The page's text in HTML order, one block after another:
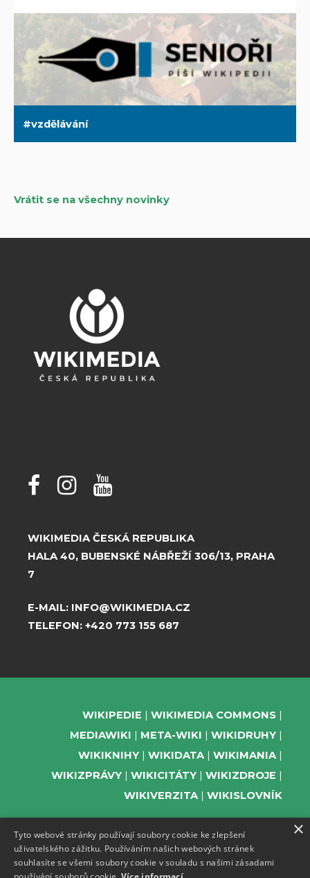
vzdělávání
Vrátit se na všechny novinky
WIKIMEDIA ČESKÁ REPUBLIKA
HALA 40, BUBENSKÉ NÁBŘEŽÍ 306/13, PRAHA
7
E-MAIL: INFO@WIKIMEDIA.CZ
TELEFON: +420 773 155 687
WIKIPEDIE
WIKIMEDIA COMMONS
MEDIAWIKI
META-WIKI
WIKIDRUHY
WIKIKNIHY
WIKIDATA
WIKIMANIA
WIKIZPRÁVY
WIKICITÁTY
WIKIZDROJE
WIKIVERZITA
WIKISLOVNÍK
PODPOŘTE NÁS
×
Tyto webové stránky používají soubory cookie ke zlepšení
uživatelského zážitku. Používáním našich webových stránek
souhlasíte se všemi soubory cookie v souladu s našimi zásadami